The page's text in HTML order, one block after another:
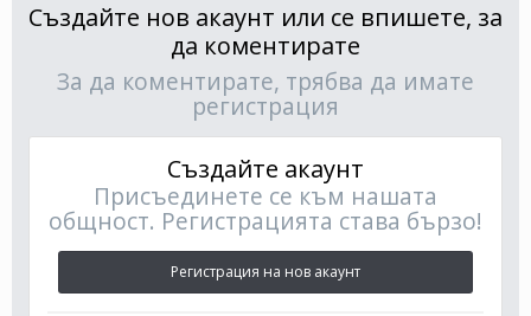
Създайте нов акаунт или се впишете, за
да коментирате
За да коментирате, трябва да имате
регистрация
Създайте акаунт
Присъединете се към нашата
общност. Регистрацията става бързо!
Регистрация на нов акаунт